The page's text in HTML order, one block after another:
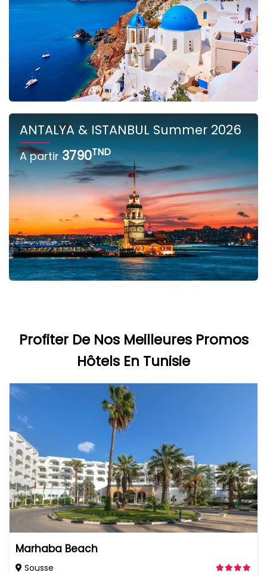
ANTALYA & ISTANBUL Summer 2026
A partir3790TND
Profiter De Nos Meilleures Promos
Hôtels En Tunisie
Marhaba Beach
Sousse